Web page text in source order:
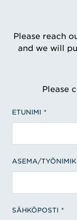
Please reach
and we will
Please
ETUNIMI
ASEMA/
SÄHKÖPOSTI